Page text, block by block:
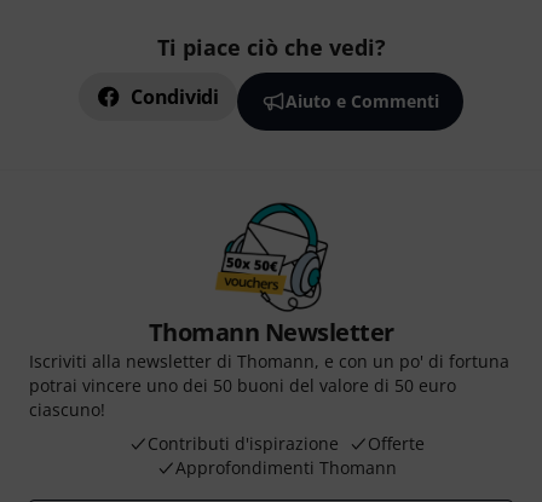
Ti piace ciò che vedi?
Condividi Aiuto e Commenti
Thomann Newsletter
Iscriviti alla newsletter di Thomann, e con un po' di fortuna
potrai vincere uno dei 50 buoni del valore di 50 euro
ciascuno!
Contributi d'ispirazione
Offerte
Approfondimenti Thomann